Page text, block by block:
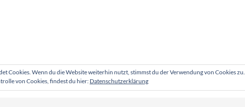
Cookies. Wenn du die Website weiterhin nutzt, stimmst du der Verwendung von Cookies zu.
von Cookies, findest du hier: Datenschutzerklärung